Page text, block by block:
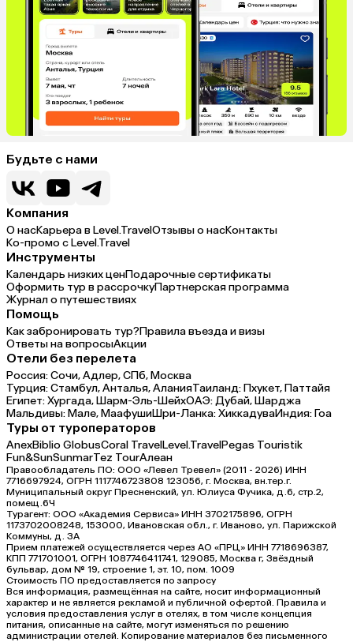
Будьте с нами
Компания
О насКарьера в Level.TravelОтзывы о насКонтакты
Ко-промо с Level.Travel
Инструменты
Календарь низких ценПодарочные сертификаты
Оформить тур в рассрочкуПартнерская программа
Журнал о путешествиях
Помощь
Как забронировать тур?Правила въезда и визы
Ответы на вопросыАкции
Отели без перелета
Россия:Сочи,Адлер,СПб,Москва
Турция:Стамбул,Анталья,АланияТаиланд:Пхукет,Паттайя
Египет:Хургада,Шарм-Эль-ШейхОАЭ:Дубай,Шарджа
Мальдивы:Мале,МаафушиШри-Ланка:ХиккадуваИндия:Гоа
Туры от туроператоров
AnexBiblio GlobusCoral TravelLevel.TravelPegas Touristik
Fun&SunSunmarTez TourАлеан
Правообладатель ПО: ООО «Левел Тревел» (2011 - 2026) ИНН
7716697924, ОГРН 1117746723808 123056, г. Москва, вн.тер.г.
Муниципальный округ Пресненский, ул. Юлиуса Фучика, д.6, стр.2,
помещ.6Ч
Турагент: ООО «Академия Сервиса» ИНН 3702175896, ОГРН
1173702008248, 153000, Ивановская обл., г. Иваново, ул. Парижской
Коммуны, д. ЗА
Прием платежей осуществляется через АО «ПРЦ» ИНН 7718696387,
КПП 771701001, ОГРН 1087746411741, 129085, Москва г, Звёздный
бульвар, дом № 19, строение 1, эт. 10, пом. 1009
Стоимость ПО предоставляется по запросу
Вся информация, размещённая на сайте, носит информационный
характер и не является рекламой и публичной офертой. Правила и
условия предоставления услуг в отелях, в том числе концепция
питания, описанные на сайте, могут изменяться по решению
администрации отелей. Копирование материалов без письменного